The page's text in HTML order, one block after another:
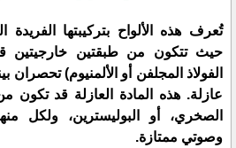
​تُعرف هذه الألواح بتركيبتها
حيث تتكون من طبقتين خارجيتين
الفولاذ المجلفن أو الألمنيوم) تحصران
عازلة. هذه المادة العازلة قد تكون
الصخري، أو البوليسترين، ولكل
وصوتي ممتازة.